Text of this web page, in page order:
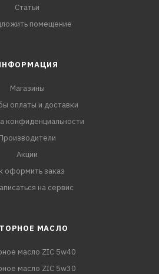
Статьи
помещение
Магазины
оплаты и доставки
конфиденциальности
Производители
Акции
оформить заказ
на сервис
МАСЛО
масло ZIC 5w40
масло ZIC 5w30